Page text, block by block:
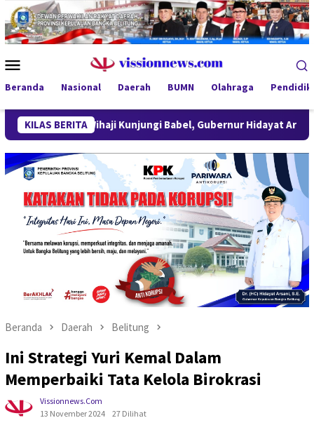
Loncat
ke
konten
Mobile
Beranda Nasional Daerah BUMN Olahraga
KILAS BERITA
Wihaji Kunjungi Babel, Gubernur Hidayat Arsani Perkuat
Beranda Daerah Belitung
Ini Strategi Yuri Kemal Dalam
Memperbaiki Tata Kelola Birokrasi
Vissionnews.com
13 November 2024
27 Dilihat